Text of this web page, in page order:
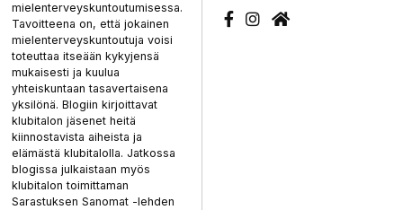
mielenterveyskuntoutumisessa.
Tavoitteena on, että jokainen
mielenterveyskuntoutuja voisi
toteuttaa itseään kykyjensä
mukaisesti ja kuulua
yhteiskuntaan tasavertaisena
yksilönä. Blogiin kirjoittavat
klubitalon jäsenet heitä
kiinnostavista aiheista ja
elämästä klubitalolla. Jatkossa
blogissa julkaistaan myös
klubitalon toimittaman
Sarastuksen Sanomat -lehden